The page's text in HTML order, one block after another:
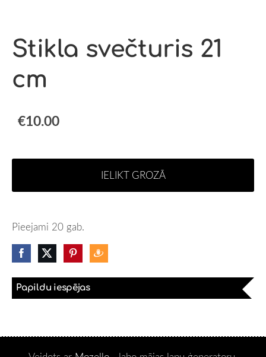
Papildu iespējas
Stikla svečturis 21
cm
€10.00
IELIKT GROZĀ
Pieejami 20 gab.